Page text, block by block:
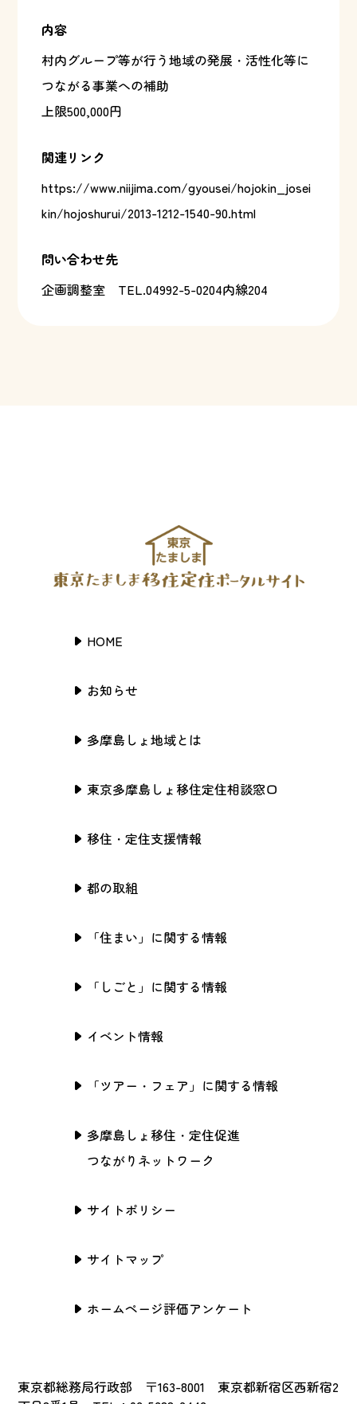
内容
村内グループ等が行う地域の発展・活性化等に
つながる事業への補助
上限500,000円
関連リンク
https://www.niijima.com/gyousei/hojokin_josei
kin/hojoshurui/2013-1212-1540-90.html
問い合わせ先
企画調整室 TEL.04992-5-0204内線204
HOME
お知らせ
多摩島しょ地域とは
東京多摩島しょ移住定住相談窓口
移住・定住支援情報
都の取組
「住まい」に関する情報
「しごと」に関する情報
イベント情報
「ツアー・フェア」に関する情報
多摩島しょ移住・定住促進
つながりネットワーク
サイトポリシー
サイトマップ
ホームページ評価アンケート
東京都総務局行政部 〒163-8001 東京都新宿区西新宿2